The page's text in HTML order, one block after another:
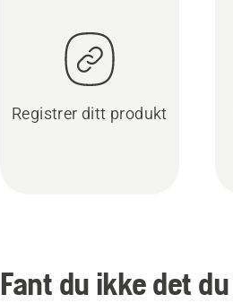
Registrer ditt produkt
Fant du ikke det